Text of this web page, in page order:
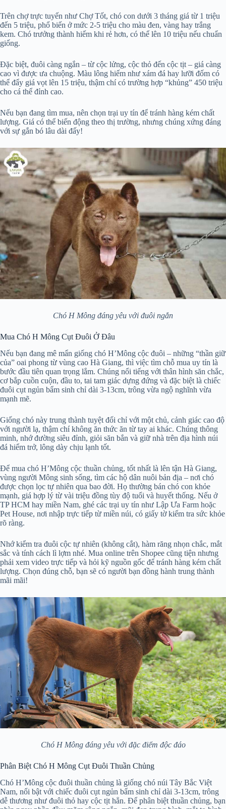
Trên chợ trực tuyến như Chợ Tốt, chó con dưới 3 tháng giá từ 1 triệu
đến 5 triệu, phổ biến ở mức 2-5 triệu cho màu đen, vàng hay trắng
kem. Chó trưởng thành hiếm khi rẻ hơn, có thể lên 10 triệu nếu chuẩn
giống.
Đặc biệt, đuôi càng ngắn – từ cộc lửng, cộc thỏ đến cộc tịt – giá càng
cao vì được ưa chuộng. Màu lông hiếm như xám đá hay lưỡi đốm có
thể đẩy giá vọt lên 15 triệu, thậm chí có trường hợp “khủng” 450 triệu
cho cá thể đỉnh cao.
Nếu bạn đang tìm mua, nên chọn trại uy tín để tránh hàng kém chất
lượng. Giá có thể biến động theo thị trường, nhưng chúng xứng đáng
với sự gắn bó lâu dài đấy!
Chó H Mông đáng yêu với đuôi ngắn
Mua Chó H Mông Cụt Đuôi Ở Đâu
Nếu bạn đang mê mẩn giống chó H’Mông cộc đuôi – những “thần giữ
của” oai phong từ vùng cao Hà Giang, thì việc tìm chỗ mua uy tín là
bước đầu tiên quan trọng lắm. Chúng nổi tiếng với thân hình săn chắc,
cơ bắp cuồn cuộn, đầu to, tai tam giác dựng đứng và đặc biệt là chiếc
đuôi cụt ngủn bẩm sinh chỉ dài 3-13cm, trông vừa ngộ nghĩnh vừa
mạnh mẽ.
Giống chó này trung thành tuyệt đối chỉ với một chủ, cảnh giác cao độ
với người lạ, thậm chí không ăn thức ăn từ tay ai khác. Chúng thông
minh, nhớ đường siêu đỉnh, giỏi săn bắn và giữ nhà trên địa hình núi
đá hiểm trở, lông dày chịu lạnh tốt.
Để mua chó H’Mông cộc thuần chủng, tốt nhất là lên tận Hà Giang,
vùng người Mông sinh sống, tìm các hộ dân nuôi bản địa – nơi chó
được chọn lọc tự nhiên qua bao đời. Họ thường bán chó con khỏe
mạnh, giá hợp lý từ vài triệu đồng tùy độ tuổi và huyết thống. Nếu ở
TP HCM hay miền Nam, ghé các trại uy tín như Lập Ưa Farm hoặc
Pet House, nơi nhập trực tiếp từ miền núi, có giấy tờ kiểm tra sức khỏe
rõ ràng.
Nhớ kiểm tra đuôi cộc tự nhiên (không cắt), hàm răng nhọn chắc, mắt
sắc và tính cách lì lợm nhé. Mua online trên Shopee cũng tiện nhưng
phải xem video trực tiếp và hỏi kỹ nguồn gốc để tránh hàng kém chất
lượng. Chọn đúng chỗ, bạn sẽ có người bạn đồng hành trung thành
mãi mãi!
Chó H Mông đáng yêu với đặc điểm độc đáo
Phân Biệt Chó H Mông Cụt Đuôi Thuần Chủng
Chó H’Mông cộc đuôi thuần chủng là giống chó núi Tây Bắc Việt
Nam, nổi bật với chiếc đuôi cụt ngủn bẩm sinh chỉ dài 3-13cm, trông
dễ thương như đuôi thỏ hay cộc tịt hẳn. Để phân biệt thuần chủng, bạn